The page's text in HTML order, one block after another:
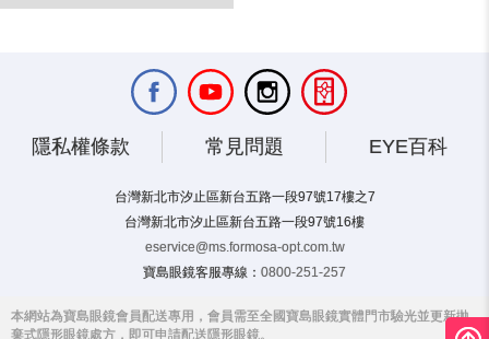
隱私權條款 常見問題 EYE百科
台灣新北市汐止區新台五路一段97號17樓之7
台灣新北市汐止區新台五路一段97號16樓
eservice@ms.formosa-opt.com.tw
寶島眼鏡客服專線： 0800-251-257